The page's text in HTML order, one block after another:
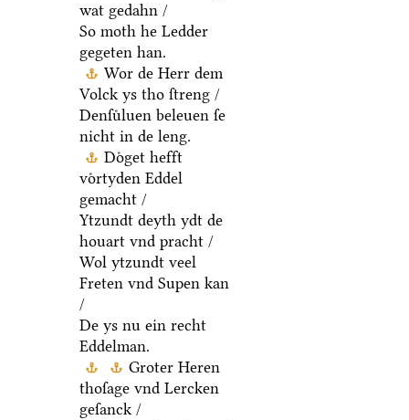
wat gedahn /
So moth he Ledder
gegeten han.
Wor de Herr dem
Volck ys tho ſtreng /
Denſuͤluen beleuen ſe
nicht in de leng.
Doͤget hefft
voͤrtyden Eddel
gemacht /
Ytzundt deyth ydt de
houart vnd pracht /
Wol ytzundt veel
Freten vnd Supen kan
/
De ys nu ein recht
Eddelman.
Groter Heren
thoſage vnd Lercken
geſanck /